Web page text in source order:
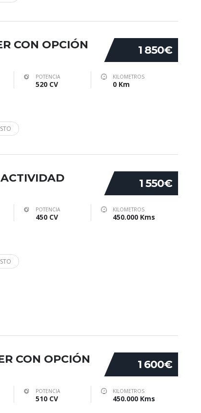
1 850€
CON OPCIÓN
POTENCIA
520 CV
KILOMETROS
0 Km
1 550€
POTENCIA
450 CV
KILOMETROS
450.000 Kms
1 600€
CON OPCIÓN
POTENCIA
510 CV
KILOMETROS
450.000 Kms